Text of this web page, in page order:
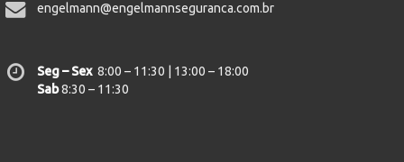
engelmann@engelmannseguranca.com.br
Seg – Sex8:00 – 11:30 | 13:00 – 18:00
Sab8:30 – 11:30